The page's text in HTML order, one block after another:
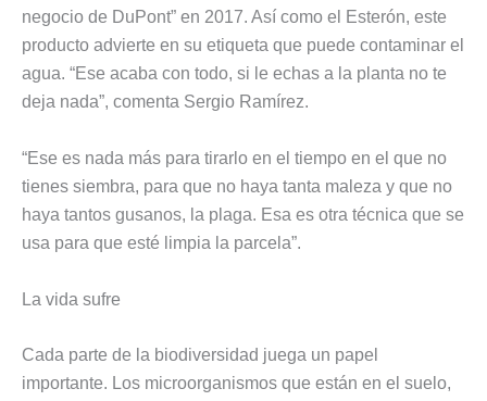
negocio de DuPont” en 2017. Así como el Esterón, este
producto advierte en su etiqueta que puede contaminar el
agua. “Ese acaba con todo, si le echas a la planta no te
deja nada”, comenta Sergio Ramírez.
“Ese es nada más para tirarlo en el tiempo en el que no
tienes siembra, para que no haya tanta maleza y que no
haya tantos gusanos, la plaga. Esa es otra técnica que se
usa para que esté limpia la parcela”.
La vida sufre
Cada parte de la biodiversidad juega un papel
importante. Los microorganismos que están en el suelo,